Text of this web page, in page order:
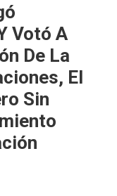
Votó A
De La
El
Sin